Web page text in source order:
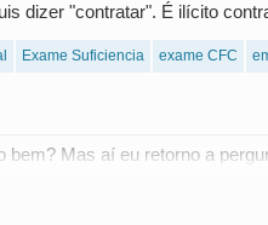
dizer "contratar". É ilícito
Exame Suficiencia exame CFC
bem? Mas aí eu retorno a